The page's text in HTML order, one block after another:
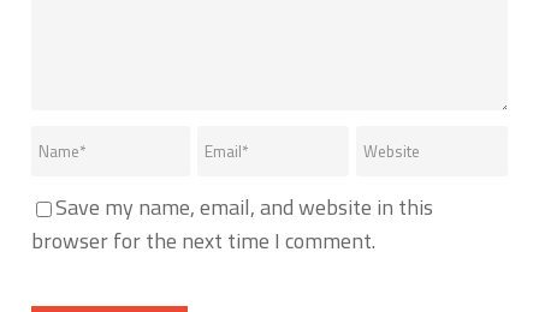
Save my name, email, and website in this
browser for the next time I comment.